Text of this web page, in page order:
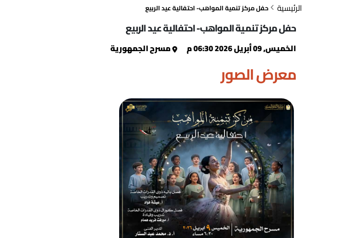
الرئيسية حفل مركز تنمية المواهب- احتفالية عيد الربيع
حفل مركز تنمية المواهب- احتفالية عيد الربيع
الخميس, 09 أبريل 2026 06:30 م مسرح الجمهورية
معرض الصور